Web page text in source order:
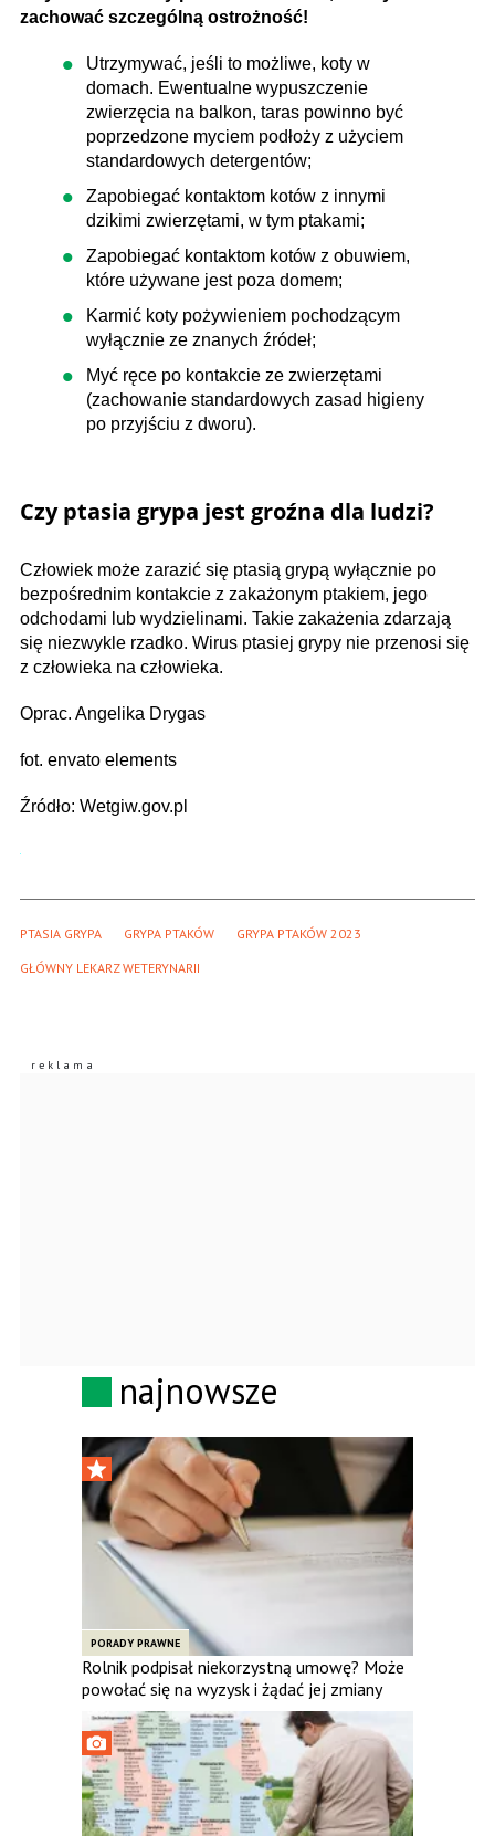
zachować szczególną ostrożność!
Utrzymywać, jeśli to możliwe, koty w
domach. Ewentualne wypuszczenie
zwierzęcia na balkon, taras powinno być
poprzedzone myciem podłoży z użyciem
standardowych detergentów;
Zapobiegać kontaktom kotów z innymi
dzikimi zwierzętami, w tym ptakami;
Zapobiegać kontaktom kotów z obuwiem,
które używane jest poza domem;
Karmić koty pożywieniem pochodzącym
wyłącznie ze znanych źródeł;
Myć ręce po kontakcie ze zwierzętami
(zachowanie standardowych zasad higieny
po przyjściu z dworu).
Czy ptasia grypa jest groźna dla ludzi?
Człowiek może zarazić się ptasią grypą wyłącznie po
bezpośrednim kontakcie z zakażonym ptakiem, jego
odchodami lub wydzielinami. Takie zakażenia zdarzają
się niezwykle rzadko. Wirus ptasiej grypy nie przenosi się
z człowieka na człowieka.
Oprac. Angelika Drygas
fot. envato elements
Źródło: Wetgiw.gov.pl
PTASIA GRYPA GRYPA PTAKÓW GRYPA PTAKÓW 2023
GŁÓWNY LEKARZ WETERYNARII
najnowsze
PORADY PRAWNE
Rolnik podpisał niekorzystną umowę? Może
powołać się na wyzysk i żądać jej zmiany